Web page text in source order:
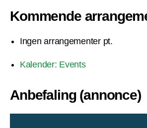
Kommende
Ingen arrangementer pt.
Kalender: Events
Anbefaling (annonce)